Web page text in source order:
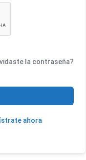
la contraseña?
ahora